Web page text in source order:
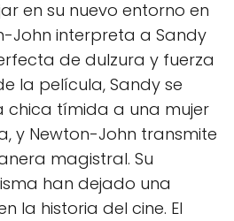
en su nuevo entorno en
John interpreta a Sandy
de dulzura y fuerza
la película, Sandy se
chica tímida a una mujer
y Newton-John transmite
magistral. Su
han dejado una
la historia del cine. El